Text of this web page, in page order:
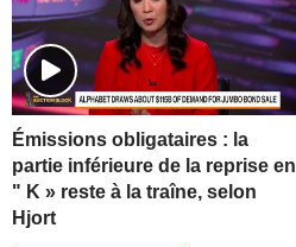
Émissions obligataires : la
partie inférieure de la reprise en
" K » reste à la traîne, selon
Hjort